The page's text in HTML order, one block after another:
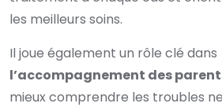
les meilleurs soins.
Il joue également un rôle clé dans
l’accompagnement des
mieux comprendre les troubles